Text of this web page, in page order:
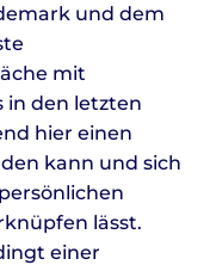
und dem
mit
in den letzten
hier einen
kann und sich
lässt.
einer